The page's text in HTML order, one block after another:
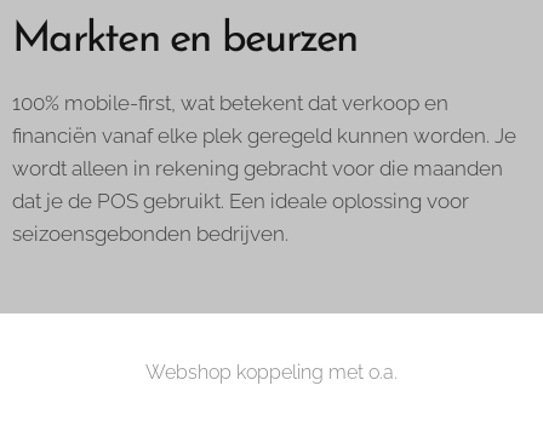
Markten en beurzen
100% mobile-first, wat betekent dat verkoop en
financiën vanaf elke plek geregeld kunnen worden. Je
wordt alleen in rekening gebracht voor die maanden
dat je de POS gebruikt. Een ideale oplossing voor
seizoensgebonden bedrijven.
Webshop koppeling met o.a.